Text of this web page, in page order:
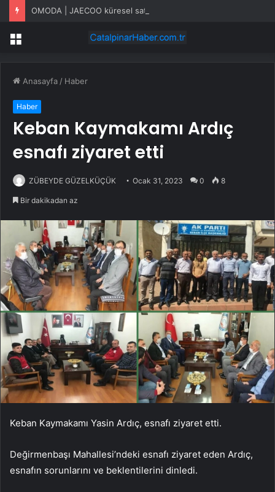
Menü
Anasayfa / Haber
Haber
Keban Kaymakamı Ardıç
esnafı ziyaret etti
ZÜBEYDE GÜZELKÜÇÜK Ocak 31, 2023 0 8
Bir dakikadan az
Keban Kaymakamı Yasin Ardıç, esnafı ziyaret etti.
Değirmenbaşı Mahallesi’ndeki esnafı ziyaret eden Ardıç,
esnafın sorunlarını ve beklentilerini dinledi.